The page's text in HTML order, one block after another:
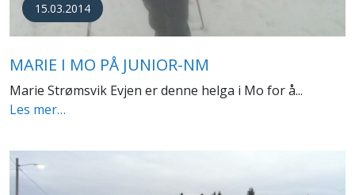
15.03.2014
MARIE I MO PÅ JUNIOR-NM
Marie Strømsvik Evjen er denne helga i Mo for å...
Les mer…